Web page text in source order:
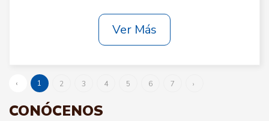
Ver Más
‹ 1 2 3 4 5 6 7 ›
CONÓCENOS